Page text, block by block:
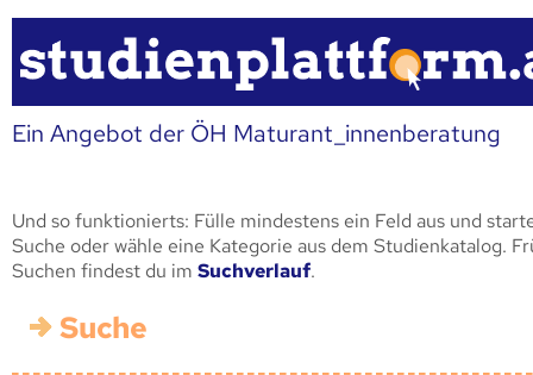
Ein Angebot der ÖH Maturant_innenberatung
Und so funktionierts: Fülle mindestens ein Feld aus und
Suche oder wähle eine Kategorie aus dem Studienkatalog.
Suchen findest du im Suchverlauf.
Suche